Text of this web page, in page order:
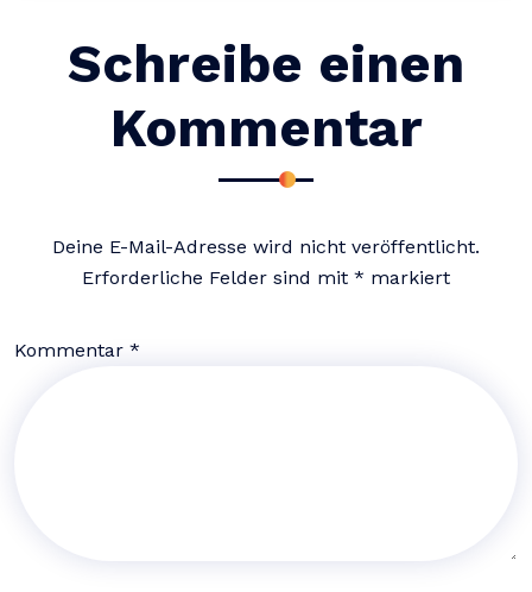
Schreibe einen
Kommentar
Deine E-Mail-Adresse wird nicht veröffentlicht.
Erforderliche Felder sind mit * markiert
Kommentar *